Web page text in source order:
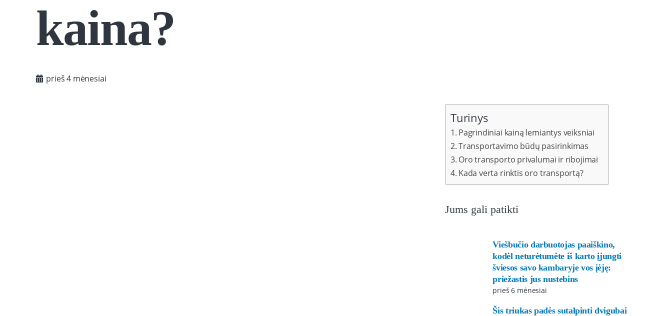
kaina?
prieš 4 mėnesiai
Turinys
Pagrindiniai kainą lemiantys veiksniai
Transportavimo būdų pasirinkimas
Oro transporto privalumai ir ribojimai
Kada verta rinktis oro transportą?
Jums gali patikti
Viešbučio darbuotojas paaiškino,
kodėl neturėtumėte iš karto įjungti
šviesos savo kambaryje vos įėję:
priežastis jus nustebins
prieš 6 mėnesiai
Šis triukas padės sutalpinti dvigubai